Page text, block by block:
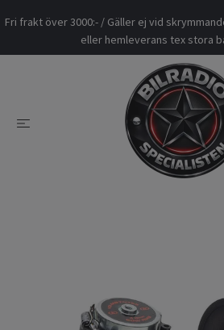
Fri frakt över 3000:- / Gäller ej vid
eller hemleverans tex stora